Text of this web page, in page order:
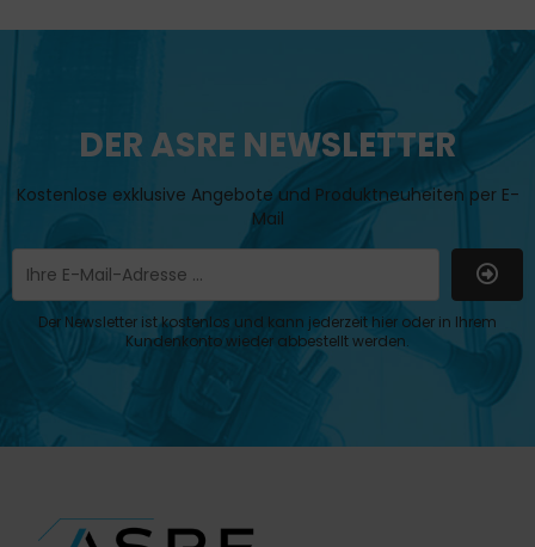
DER ASRE NEWSLETTER
Kostenlose exklusive Angebote und Produktneuheiten per E-
Mail
Der Newsletter ist kostenlos und kann jederzeit hier oder in Ihrem
Kundenkonto wieder abbestellt werden.